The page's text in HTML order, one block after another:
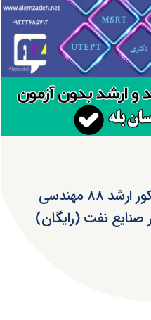
دانلود سوالات و کلید کنکور ارشد ۸۸ مهندسی
صنایع نفت (رایگان)